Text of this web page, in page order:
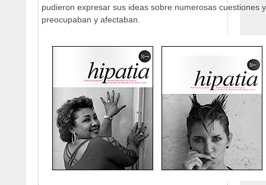
pudieron expresar sus ideas sobre numerosas cuestiones
preocupaban y afectaban.